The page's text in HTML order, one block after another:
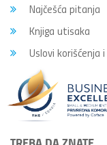
Najčešća pitanja
Knjiga utisaka
Uslovi korišćenja